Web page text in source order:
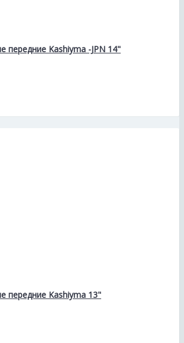
передние Kashiyma -JPN 14"
передние Kashiyma 13"